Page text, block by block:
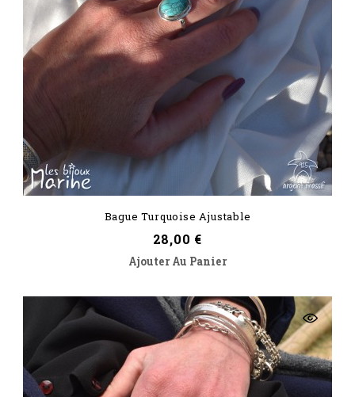
Bague Turquoise Ajustable
Prix
28,00 €
Ajouter Au Panier